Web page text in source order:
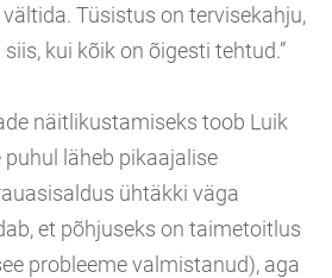
Tüsistus on tervisekahju,
kui kõik on õigesti tehtud.”
näitlikustamiseks toob Luik
läheb pikaajalise
ühtäkki väga
et põhjuseks on taimetoitlus
probleeme valmistanud), aga